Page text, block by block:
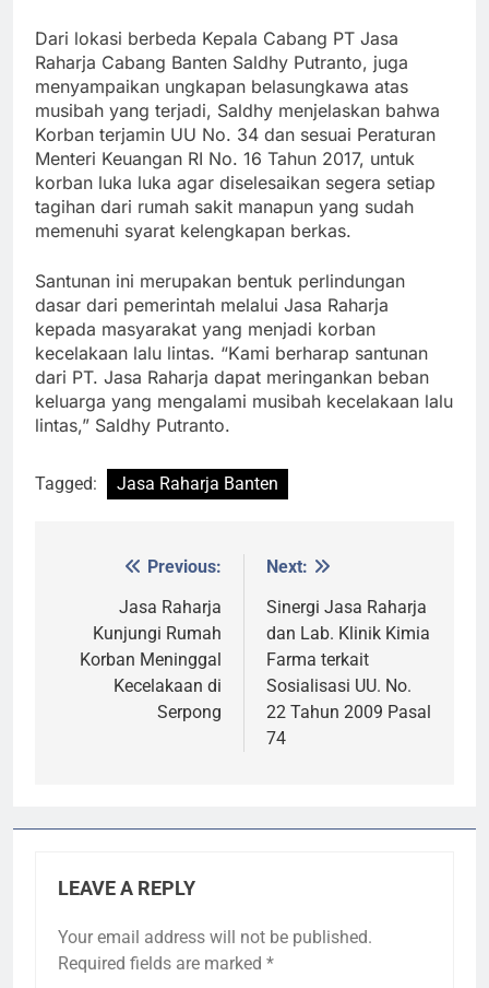
Dari lokasi berbeda Kepala Cabang PT Jasa
Raharja Cabang Banten Saldhy Putranto, juga
menyampaikan ungkapan belasungkawa atas
musibah yang terjadi, Saldhy menjelaskan bahwa
Korban terjamin UU No. 34 dan sesuai Peraturan
Menteri Keuangan RI No. 16 Tahun 2017, untuk
korban luka luka agar diselesaikan segera setiap
tagihan dari rumah sakit manapun yang sudah
memenuhi syarat kelengkapan berkas.
Santunan ini merupakan bentuk perlindungan
dasar dari pemerintah melalui Jasa Raharja
kepada masyarakat yang menjadi korban
kecelakaan lalu lintas. “Kami berharap santunan
dari PT. Jasa Raharja dapat meringankan beban
keluarga yang mengalami musibah kecelakaan lalu
lintas,” Saldhy Putranto.
Tagged: Jasa Raharja Banten
navigation
Previous:
Jasa Raharja
Kunjungi Rumah
Korban Meninggal
Kecelakaan di
Serpong
Next:
Sinergi Jasa Raharja
dan Lab. Klinik Kimia
Farma terkait
Sosialisasi UU. No.
22 Tahun 2009 Pasal
74
LEAVE A REPLY
Your email address will not be published.
Required fields are marked *